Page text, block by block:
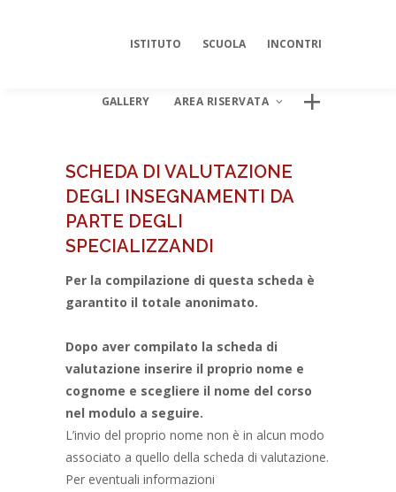
ISTITUTO SCUOLA INCONTRI
GALLERY AREA RISERVATA
AREA DIGITALE ISIPSÉ
SCHEDA DI VALUTAZIONE
DEGLI INSEGNAMENTI DA
PARTE DEGLI
SPECIALIZZANDI
Per la compilazione di questa scheda è
garantito il totale anonimato.
Dopo aver compilato la scheda di
valutazione inserire il proprio nome e
cognome e scegliere il nome del corso
nel modulo a seguire.
L’invio del proprio nome non è in alcun modo
associato a quello della scheda di valutazione.
Per eventuali informazioni